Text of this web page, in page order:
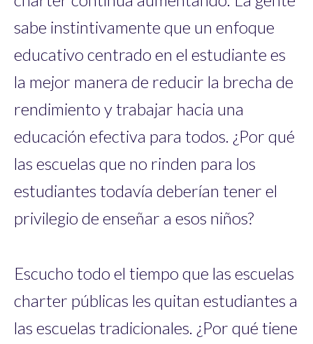
sabe instintivamente que un enfoque
educativo centrado en el estudiante es
la mejor manera de reducir la brecha de
rendimiento y trabajar hacia una
educación efectiva para todos. ¿Por qué
las escuelas que no rinden para los
estudiantes todavía deberían tener el
privilegio de enseñar a esos niños?
Escucho todo el tiempo que las escuelas
charter públicas les quitan estudiantes a
las escuelas tradicionales. ¿Por qué tiene